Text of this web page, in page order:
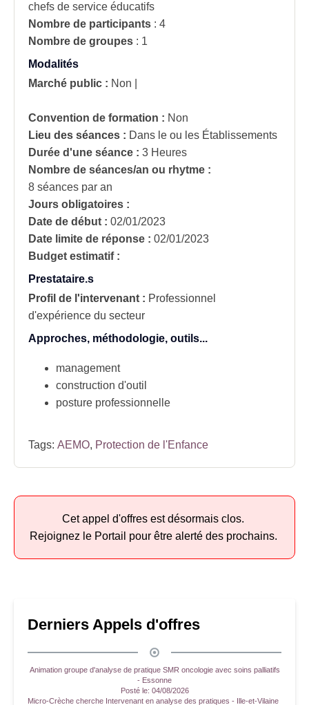
chefs de service éducatifs
Nombre de participants : 4
Nombre de groupes : 1
Modalités
Marché public : Non
Convention de formation : Non
Lieu des séances : Dans le ou les Établissements
Durée d'une séance : 3 Heures
Nombre de séances/an ou rhytme :
8 séances par an
Jours obligatoires :
Date de début : 02/01/2023
Date limite de réponse : 02/01/2023
Budget estimatif :
Prestataire.s
Profil de l'intervenant : Professionnel
d'expérience du secteur
Approches, méthodologie, outils...
management
construction d'outil
posture professionnelle
Tags: AEMO, Protection de l'Enfance
Cet appel d'offres est désormais clos.
Rejoignez le Portail pour être alerté des prochains.
Derniers Appels d'offres
Animation groupe d'analyse de pratique SMR oncologie avec soins palliatifs
- Essonne
Posté le: 04/08/2026
Micro-Crèche cherche Intervenant en analyse des pratiques - Ille-et-Vilaine